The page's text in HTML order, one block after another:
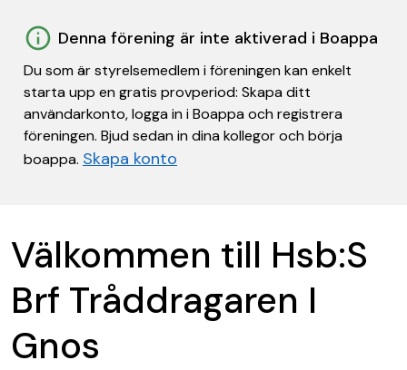
Denna förening är inte aktiverad i Boappa
Du som är styrelsemedlem i föreningen kan enkelt
starta upp en gratis provperiod: Skapa ditt
användarkonto, logga in i Boappa och registrera
föreningen. Bjud sedan in dina kollegor och börja
boappa. Skapa konto
Välkommen till Hsb:S
Brf Tråddragaren I
Gnos